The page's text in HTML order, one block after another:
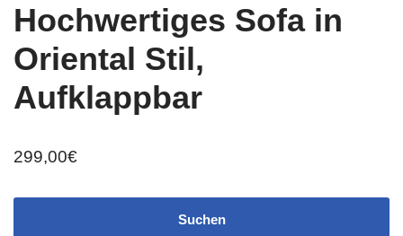
Hochwertiges Sofa in
Oriental Stil,
Aufklappbar
299,00€
Suchen